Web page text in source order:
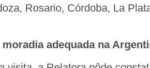
Rosario, Córdoba, La
adequada na